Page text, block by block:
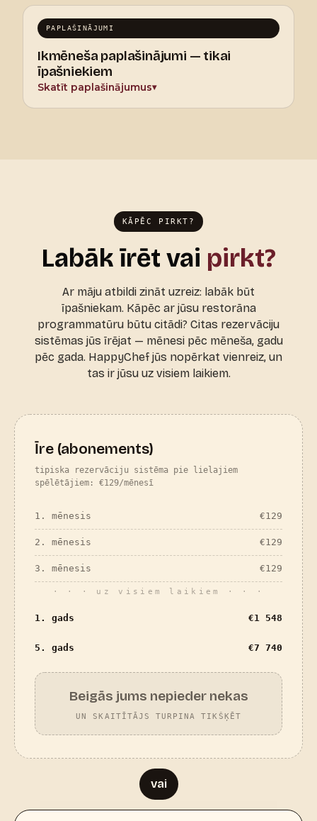
PAPLAŠINĀJUMI
Ikmēneša paplašinājumi — tikai
īpašniekiem
Skatīt paplašinājumus▾
KĀPĒC PIRKT?
Labāk īrēt vai pirkt?
Ar māju atbildi zināt uzreiz: labāk būt
īpašniekam. Kāpēc ar jūsu restorāna
programmatūru būtu citādi? Citas rezervāciju
sistēmas jūs īrējat — mēnesi pēc mēneša, gadu
pēc gada. HappyChef jūs nopērkat vienreiz, un
tas ir jūsu uz visiem laikiem.
Īre (abonements)
tipiska rezervāciju sistēma pie lielajiem
spēlētājiem: €129/mēnesī
1. mēnesis €129
2. mēnesis €129
3. mēnesis €129
· · · uz visiem laikiem · · ·
1. gads €1 548
5. gads €7 740
Beigās jums nepieder nekas
UN SKAITĪTĀJS TURPINA TIKŠĶĒT
vai